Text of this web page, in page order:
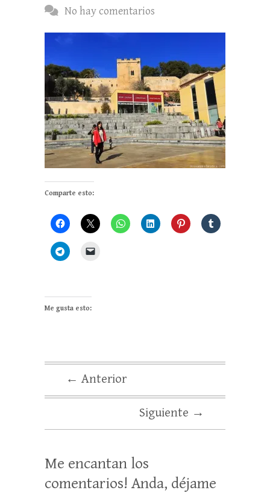
No hay comentarios
Comparte esto:
Me gusta esto:
← Anterior
Siguiente →
Me encantan los
comentarios! Anda, déjame